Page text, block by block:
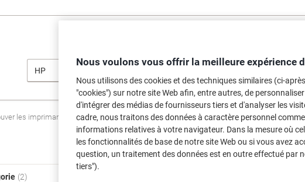
HP
les imprimantes listées et/ou les cartouches précédemment achetéesSe connecter
HP Envy 4525 Cartouches
(2)
Nous voulons vous offrir la meilleure expérience
Nous utilisons des cookies et des techniques similaires (ci-
"cookies") sur notre site Web afin, entre autres, de
d'intégrer des médias de fournisseurs tiers et d'analyser les
cadre, nous traitons des données à caractère personnel
informations relatives à votre navigateur. Dans la mesure où
les fonctionnalités de base de notre site Web ou si vous avez
question, un traitement des données est en outre effectué par
tiers").